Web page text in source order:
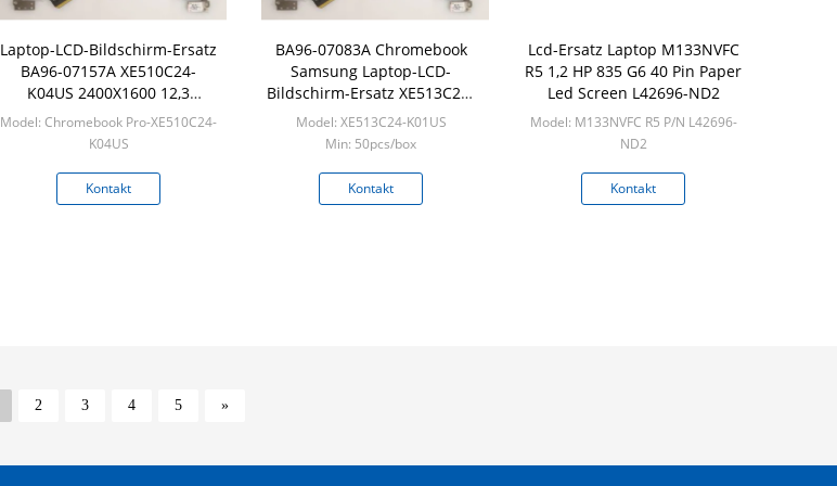
Laptop-LCD-Bildschirm-Ersatz
BA96-07157A XE510C24-
K04US 2400X1600 12,3
Chromebook Pro-Samsung“
Model: Chromebook Pro-XE510C24-
K04US
Kontakt
BA96-07083A Chromebook
Samsung Laptop-LCD-
Bildschirm-Ersatz XE513C24-
K01US
Model: XE513C24-K01US
Min: 50pcs/box
Kontakt
Lcd-Ersatz Laptop M133NVFC
R5 1,2 HP 835 G6 40 Pin Paper
Led Screen L42696-ND2
Model: M133NVFC R5 P/N L42696-
ND2
Kontakt
2 3 4 5 »